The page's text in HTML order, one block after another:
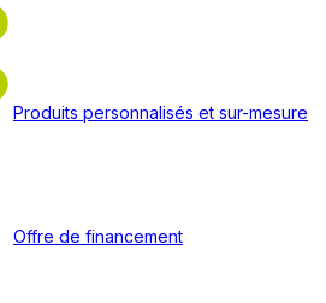
Produits personnalisés et sur-mesure
Offre de financement